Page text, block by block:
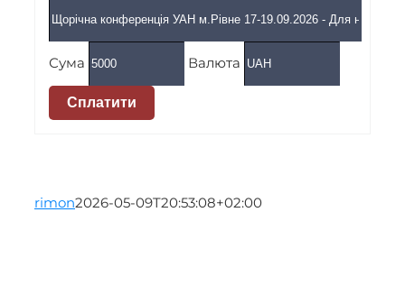
Сума Валюта
Сплатити
rimon2026-05-09T20:53:08+02:00